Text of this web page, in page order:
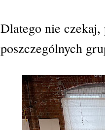
Dlatego nie
poszczególnych